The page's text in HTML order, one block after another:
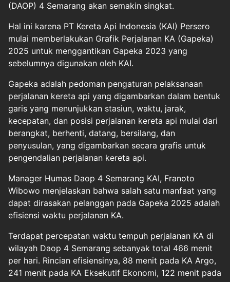
(DAOP) 4 Semarang akan semakin singkat.
Hal ini karena PT Kereta Api Indonesia (KAI) Persero
mulai memberlakukan Grafik Perjalanan KA (Gapeka)
2025 untuk menggantikan Gapeka 2023 yang
sebelumnya digunakan oleh KAI.
Gapeka adalah pedoman pengaturan pelaksanaan
perjalanan kereta api yang digambarkan dalam bentuk
garis yang menunjukkan stasiun, waktu, jarak,
kecepatan, dan posisi perjalanan kereta api mulai dari
berangkat, berhenti, datang, bersilang, dan
penyusulan, yang digambarkan secara grafis untuk
pengendalian perjalanan kereta api.
Manager Humas Daop 4 Semarang KAI, Franoto
Wibowo menjelaskan bahwa salah satu manfaat yang
dapat dirasakan pelanggan pada Gapeka 2025 adalah
efisiensi waktu perjalanan KA.
Terdapat percepatan waktu tempuh perjalanan KA di
wilayah Daop 4 Semarang sebanyak total 466 menit
per hari. Rincian efisiensinya, 88 menit pada KA Argo,
241 menit pada KA Eksekutif Ekonomi, 122 menit pada